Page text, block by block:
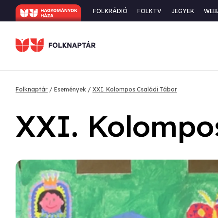
Ugrás
a
Secondary
FOLKRÁDIÓ FOLKTV JEGYEK
Morzsa
Folknaptár Események XXI. Kolompos Családi Tábor
XXI.